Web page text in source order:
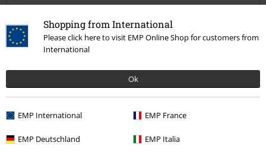
Shopping from International
Please click here to visit EMP Online Shop for customers from
International
Ok
EMP International EMP France
EMP Deutschland EMP Italia
5
5
Breedte
Lengte